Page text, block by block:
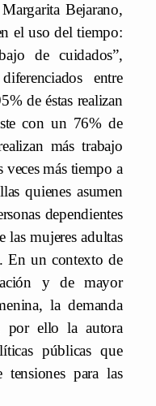
Bejarano,
el uso del tiempo:
de cuidados”,
entre
de éstas realizan
con un 76% de
más trabajo
veces más tiempo a
quienes asumen
dependientes
las mujeres adultas
En un contexto de
y de mayor
la demanda
por ello la autora
públicas que
para las